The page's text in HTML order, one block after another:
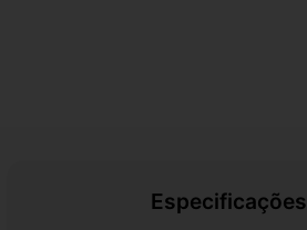
Especificações